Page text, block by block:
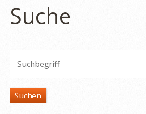
Suche